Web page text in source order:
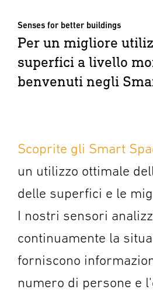
Senses for better buildings
Per un migliore
superfici a livello
benvenuti negli
Scoprite gli Smart
un utilizzo ottimale
delle superfici e le
I nostri sensori
continuamente la
forniscono
numero di persone e